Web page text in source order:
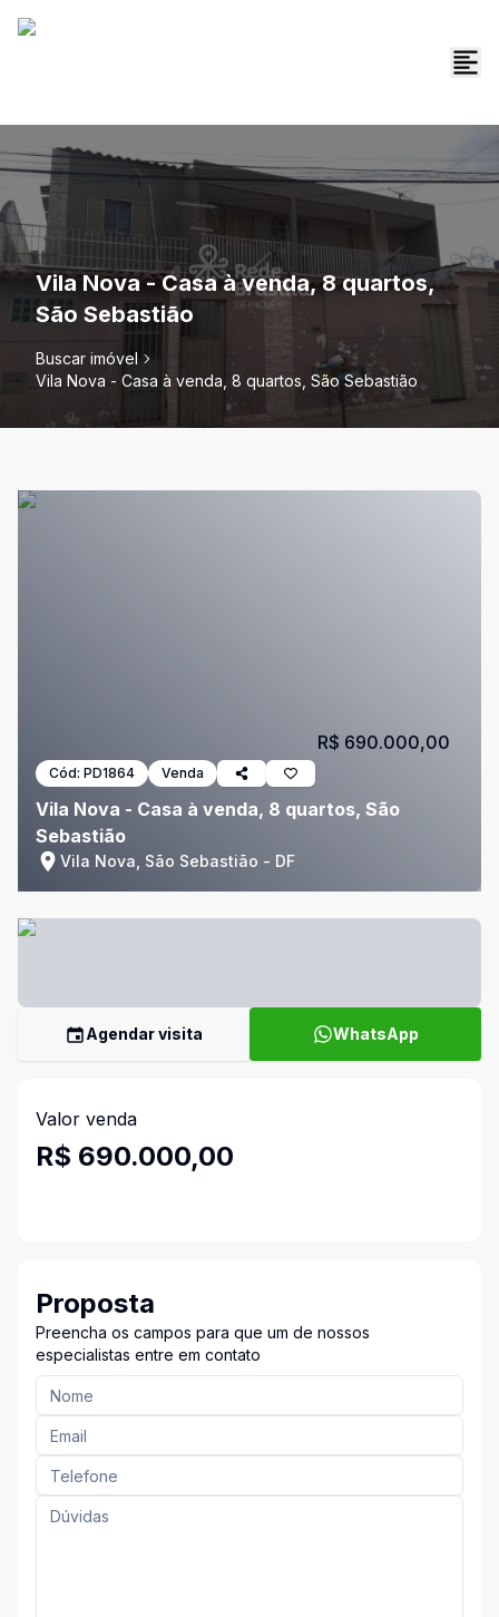
Vila Nova - Casa à venda, 8 quartos,
São Sebastião
Buscar imóvel
Vila Nova - Casa à venda, 8 quartos, São Sebastião
Cód: PD1864 Venda
Vila Nova - Casa à venda, 8 quartos, São
Sebastião
Vila Nova, São Sebastião - DF
R$ 690.000,00
Agendar visita WhatsApp
Valor venda
R$ 690.000,00
Proposta
Preencha os campos para que um de nossos
especialistas entre em contato